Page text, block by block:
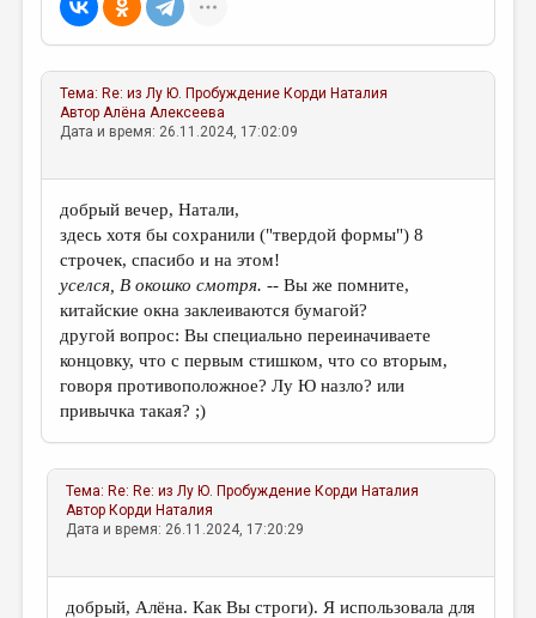
МАЛАЯ ПРОЗА
ЭССЕИСТИКА
ЛИТЕРАТУРОВЕДЕНИЕ
РЕЦЕНЗИРОВАНИЕ
ЦИКЛЫ ПУБЛИКАЦИЙ
ТРЕДИАКОВСКИЙ
МЕДИА
ВКОНТАКТЕ
Тема: Re: из Лу Ю. Пробуждение Корди Наталия
АвторАлёна Алексеева
Дата и время: 26.11.2024, 17:02:09
добрый вечер, Натали,
здесь хотя бы сохранили ("твердой формы") 8
строчек, спасибо и на этом!
уселся, В окошко смотря. --Вы же помните,
китайские окна заклеиваются бумагой?
другой вопрос: Вы специально переиначиваете
концовку, что с первым стишком, что со вторым,
говоря противоположное? Лу Ю назло? или
привычка такая? ;)
Тема: Re: Re: из Лу Ю. Пробуждение Корди Наталия
Автор Корди Наталия
Дата и время: 26.11.2024, 17:20:29
добрый, Алёна. Как Вы строги). Я использовала для